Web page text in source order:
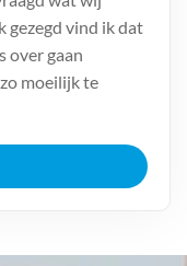
gezegd vind ik dat
over gaan
moeilijk te